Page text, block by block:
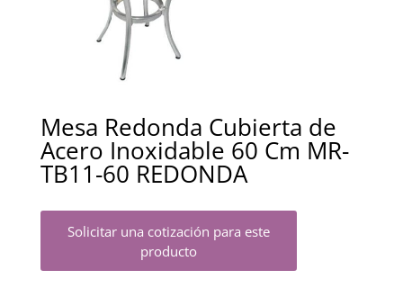
Mesa Redonda Cubierta de
Acero Inoxidable 60 Cm MR-
TB11-60 REDONDA
Solicitar una cotización para este
producto